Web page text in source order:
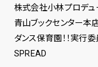
株式会社小林プロデュ
青山ブックセンター本
ダンス保育園！！実行
SPREAD